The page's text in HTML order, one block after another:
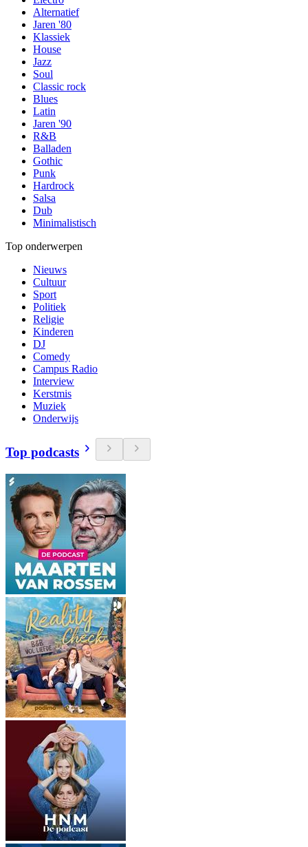
Alternatief
Jaren '80
Klassiek
House
Jazz
Soul
Classic rock
Blues
Latin
Jaren '90
R&B
Balladen
Gothic
Punk
Hardrock
Salsa
Dub
Minimalistisch
Top onderwerpen
Nieuws
Cultuur
Sport
Politiek
Religie
Kinderen
DJ
Comedy
Campus Radio
Interview
Kerstmis
Muziek
Onderwijs
Top podcasts